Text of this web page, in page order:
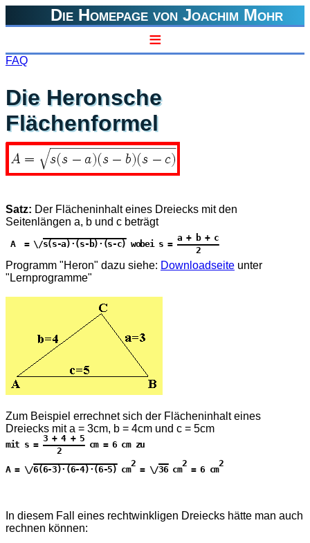
Die Homepage von Joachim Mohr
≡
FAQ
Die Heronsche
Flächenformel
Satz: Der Flächeninhalt eines Dreiecks mit den
Seitenlängen a, b und c beträgt
        ——————————————————           a + b + c
A  = \/s(s-a)·(s-b)·(s-c) wobei s = —————————
                                         2
Programm "Heron" dazu siehe: Downloadseite unter
"Lernprogramme"
Zum Beispiel errechnet sich der Flächeninhalt eines
Dreiecks mit a = 3cm, b = 4cm und c = 5cm
        3 + 4 + 5
mit s = ————————— cm = 6 cm zu
           2
      ——————————————————   2     ——   2       2
A = \/6(6-3)·(6-4)·(6-5) cm  = \/36 cm  = 6 cm
In diesem Fall eines rechtwinkligen Dreiecks hätte man auch
rechnen können: